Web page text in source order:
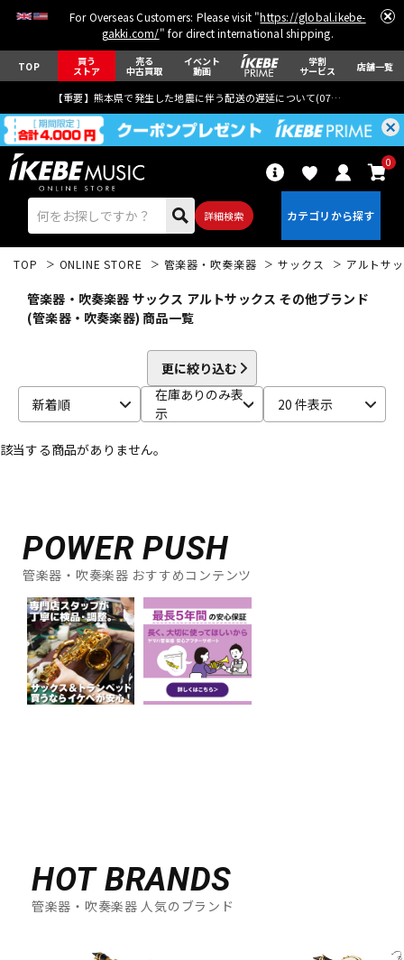
For Overseas Customers: Please visit "https://global.ikebe-
gakki.com/" for direct international shipping.
TOP 買う
ストア
売る
中古買取
イベント
動画
学割
サービス 店舗一覧
【重要】熊本県で発生した地震に伴う配送の遅延について(07月29日
詳細検索
0
キーボード
管楽器
アンプ
配信/ライブ機器
中古 ヴィンテージ
TOP ONLINE STORE 管楽器・吹奏楽器 サックス アルトサ
管楽器・吹奏楽器 サックス アルトサックス その他ブランド
(管楽器・吹奏楽器) 商品一覧
更に絞り込む
新着順
在庫ありのみ表
示
20 件表示
該当する商品がありません。
POWER PUSH
管楽器・吹奏楽器 おすすめコンテンツ
HOT BRANDS
管楽器・吹奏楽器 人気のブランド